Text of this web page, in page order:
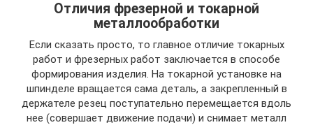
Отличия фрезерной и токарной
металлообработки
Если сказать просто, то главное отличие токарных
работ и фрезерных работ заключается в способе
формирования изделия. На токарной установке на
шпинделе вращается сама деталь, а закрепленный в
держателе резец поступательно перемещается вдоль
нее (совершает движение подачи) и снимает металл